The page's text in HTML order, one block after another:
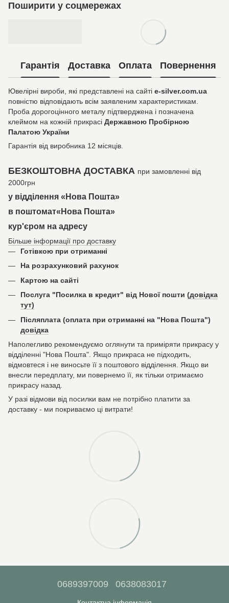
Поширити у соцмережах
Гарантія Доставка Оплата Повернення
Ювелірні вироби, які представлені на сайті e-silver.com.ua
повністю відповідають всім заявленим характеристикам.
Проба дорогоцінного металу підтверджена і позначена
клеймом на кожній прикрасі Державною Пробірною
Палатою України
Гарантія від виробника 12 місяців.
БЕЗКОШТОВНА ДОСТАВКА при замовленні від
2000грн
у відділення «Нова Пошта»
в поштомат«Нова Пошта»
кур'єром на адресу
Більше інформації про доставку
Готівкою при отриманні
На розрахунковий рахунок
Картою на сайті
Послуга "Посилка в кредит" від Нової пошти (довідка
тут)
Післяплата (оплата при отриманні на "Нова Пошта")
довідка
Наполегливо рекомендуємо оглянути та приміряти прикрасу у
відділенні "Нова Пошта". Якщо прикраса не підходить,
відмовтеся і не виносьте її з поштового відділення. Якщо ви
внесли передплату, ми повернемо її, як тільки отримаємо
прикрасу назад.
У разі відмови від посилки вам не потрібно платити за
доставку - ми покриваємо ці витрати!
0689397009 0638083017